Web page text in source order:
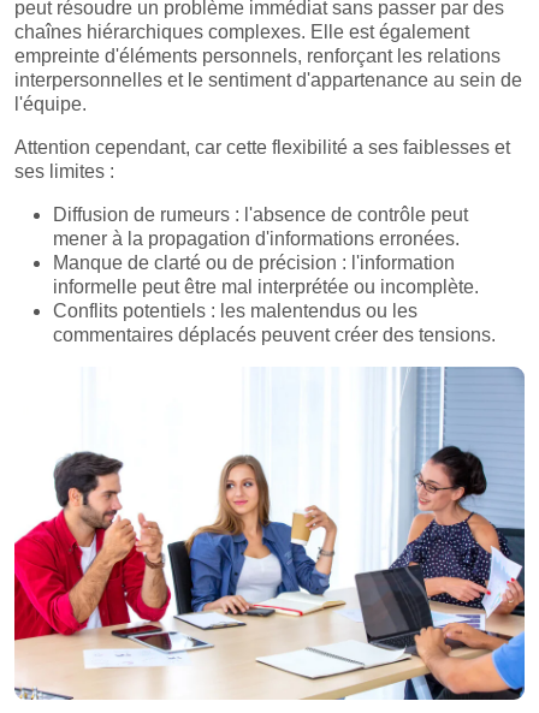
peut résoudre un problème immédiat sans passer par des
chaînes hiérarchiques complexes. Elle est également
empreinte d'éléments personnels, renforçant les relations
interpersonnelles et le sentiment d'appartenance au sein de
l'équipe.
Attention cependant, car cette flexibilité a ses faiblesses et
ses limites :
Diffusion de rumeurs : l'absence de contrôle peut
mener à la propagation d'informations erronées.
Manque de clarté ou de précision : l'information
informelle peut être mal interprétée ou incomplète.
Conflits potentiels : les malentendus ou les
commentaires déplacés peuvent créer des tensions.